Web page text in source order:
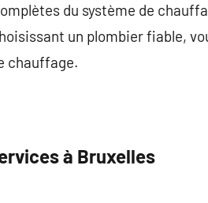
du système de
un plombier fiable,
chauffage.
à Bruxelles